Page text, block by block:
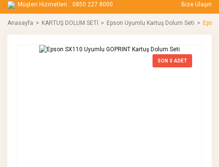
Müşteri Hizmetleri : 0850 227 8000 Bize Ulaşın
Anasayfa KARTUŞ DOLUM SETİ Epson Uyumlu Kartuş Dolum Seti
SON 0 ADET